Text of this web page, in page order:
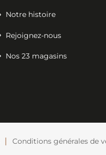
Notre histoire
Rejoignez-nous
Nos 23 magasins
Conditions générales de